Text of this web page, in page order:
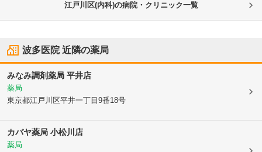
江戸川区(内科)の病院・クリニック一覧
波多医院近隣の薬局
みなみ調剤薬局 平井店
薬局
東京都江戸川区平井一丁目9番18号
カバヤ薬局 小松川店
薬局